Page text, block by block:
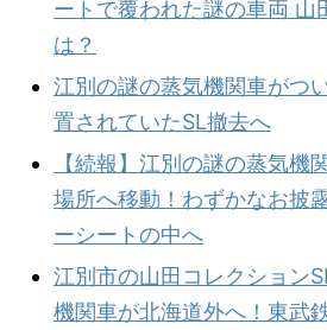
ートで覆われた謎の車両 山
は？
江別の謎の蒸気機関車がつ
置されていたSL撤去へ
【続報】江別の謎の蒸気機
場所へ移動！わずかなお披
ーシートの中へ
江別市の山田コレクション
機関車が北海道外へ！東武